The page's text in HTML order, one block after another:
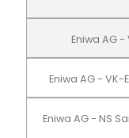
Eniwa AG
Eniwa AG -
Eniwa AG - NS